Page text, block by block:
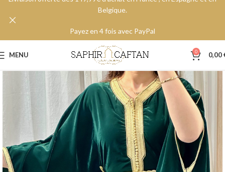
MENU 0 0,00
Belgique.
Payez en 4 fois avec PayPal